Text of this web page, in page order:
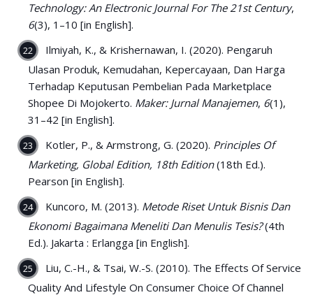
Technology: An Electronic Journal For The 21st Century,
6(3), 1–10 [in English].
Ilmiyah, K., & Krishernawan, I. (2020). Pengaruh
Ulasan Produk, Kemudahan, Kepercayaan, Dan Harga
Terhadap Keputusan Pembelian Pada Marketplace
Shopee Di Mojokerto. Maker: Jurnal Manajemen, 6(1),
31–42 [in English].
Kotler, P., & Armstrong, G. (2020). Principles Of
Marketing, Global Edition, 18th Edition(18th Ed.).
Pearson [in English].
Kuncoro, M. (2013). Metode Riset Untuk Bisnis Dan
Ekonomi Bagaimana Meneliti Dan Menulis Tesis?(4th
Ed.). Jakarta : Erlangga [in English].
Liu, C.-H., & Tsai, W.-S. (2010). The Effects Of Service
Quality And Lifestyle On Consumer Choice Of Channel